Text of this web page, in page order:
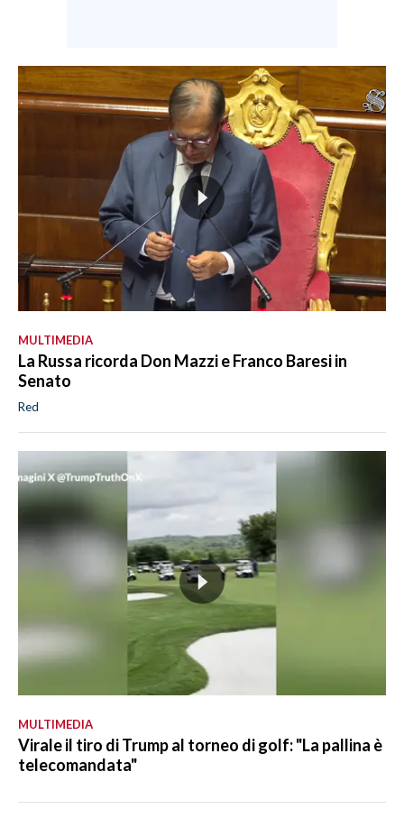
MULTIMEDIA
La Russa ricorda Don Mazzi e Franco Baresi in
Senato
Red
MULTIMEDIA
Virale il tiro di Trump al torneo di golf: "La pallina è
telecomandata"